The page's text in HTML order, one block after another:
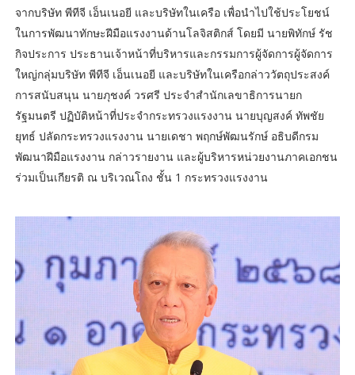
จากบริษัท พีทีจี เอ็นเนอยี และบริษัทในเครือ เพื่อนำไปใช้ประโยชน์
ในการพัฒนาทักษะฝีมือแรงงานด้านโลจิสติกส์ โดยมี นายพิทักษ์ รัช
กิจประการ ประธานเจ้าหน้าที่บริหารและกรรมการผู้จัดการผู้จัดการ
ใหญ่กลุ่มบริษัท พีทีจี เอ็นเนอยี และบริษัทในเครือกล่าววัตถุประสงค์
การสนับสนุน นายภุชงค์ วรศรี ประจำสำนักเลขาธิการนายก
รัฐมนตรี ปฏิบัติหน้าที่ประจำกระทรวงแรงงาน นายบุญสงค์ ทัพชัย
ยุทธ์ ปลัดกระทรวงแรงงาน นายเดชา พฤกษ์พัฒนรักษ์ อธิบดีกรม
พัฒนาฝีมือแรงงาน กล่าวรายงาน และผู้บริหารหน่วยงานภาคเอกชน
ร่วมเป็นเกียรติ ณ บริเวณโถง ชั้น 1 กระทรวงแรงงาน